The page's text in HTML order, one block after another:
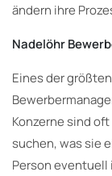
ändern ihre
Nadelöhr
Eines der
Konzerne sind
suchen, was sie
Person